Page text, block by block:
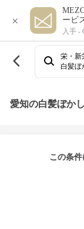
×
ービ
入手 -
白髪ぼ
愛知の白髪ぼか
この条